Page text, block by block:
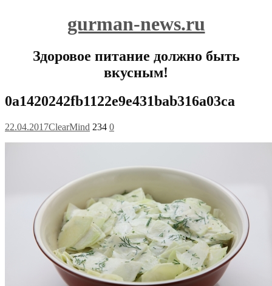
gurman-news.ru
Здоровое питание должно быть
вкусным!
0a1420242fb1122e9e431bab316a03ca
22.04.2017ClearMind 234 0